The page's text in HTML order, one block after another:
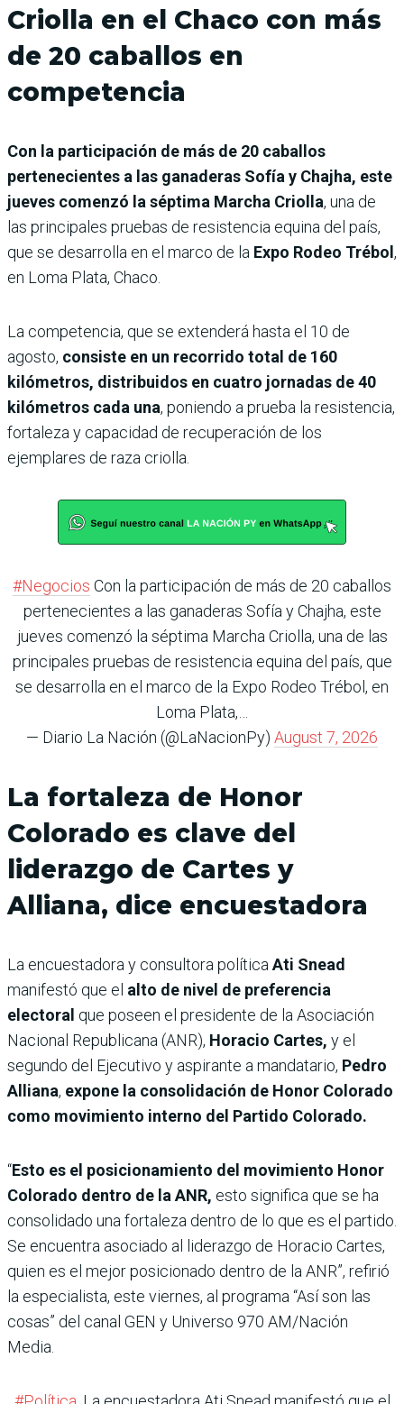
Criolla en el Chaco con más
de 20 caballos en
competencia
Con la participación de más de 20 caballos
pertenecientes a las ganaderas Sofía y Chajha, este
jueves comenzó la séptima Marcha Criolla, una de
las principales pruebas de resistencia equina del país,
que se desarrolla en el marco de la Expo Rodeo Trébol,
en Loma Plata, Chaco.
La competencia, que se extenderá hasta el 10 de
agosto, consiste en un recorrido total de 160
kilómetros, distribuidos en cuatro jornadas de 40
kilómetros cada una, poniendo a prueba la resistencia,
fortaleza y capacidad de recuperación de los
ejemplares de raza criolla.
#Negocios Con la participación de más de 20 caballos
pertenecientes a las ganaderas Sofía y Chajha, este
jueves comenzó la séptima Marcha Criolla, una de las
principales pruebas de resistencia equina del país, que
se desarrolla en el marco de la Expo Rodeo Trébol, en
Loma Plata,…
— Diario La Nación (@LaNacionPy) August 7, 2026
La fortaleza de Honor
Colorado es clave del
liderazgo de Cartes y
Alliana, dice encuestadora
La encuestadora y consultora política Ati Snead
manifestó que el alto de nivel de preferencia
electoral que poseen el presidente de la Asociación
Nacional Republicana (ANR), Horacio Cartes, y el
segundo del Ejecutivo y aspirante a mandatario, Pedro
Alliana, expone la consolidación de Honor Colorado
como movimiento interno del Partido Colorado.
“Esto es el posicionamiento del movimiento Honor
Colorado dentro de la ANR, esto significa que se ha
consolidado una fortaleza dentro de lo que es el partido.
Se encuentra asociado al liderazgo de Horacio Cartes,
quien es el mejor posicionado dentro de la ANR”, refirió
la especialista, este viernes, al programa “Así son las
cosas” del canal GEN y Universo 970 AM/Nación
Media.